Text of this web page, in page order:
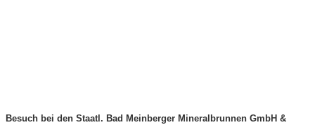
Besuch bei den Staatl. Bad Meinberger Mineralbrunnen GmbH &